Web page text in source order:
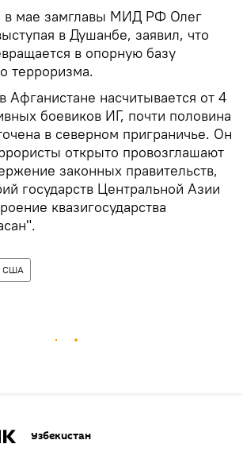
в мае замглавы МИД РФ Олег
в Душанбе, заявил, что
в опорную базу
терроризма.
Афганистане насчитывается от 4
боевиков ИГ, почти половина
в северном приграничье. Он
открыто провозглашают
законных правительств,
государств Центральной Азии
квазигосударства
США
Узбекистан